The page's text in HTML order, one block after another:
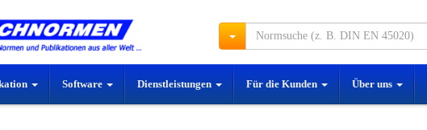
Software Dienstleistungen Für die Kunden Über uns